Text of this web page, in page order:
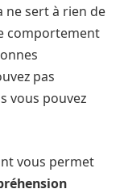
ne sert à rien de
comportement
pas
vous pouvez
vous permet